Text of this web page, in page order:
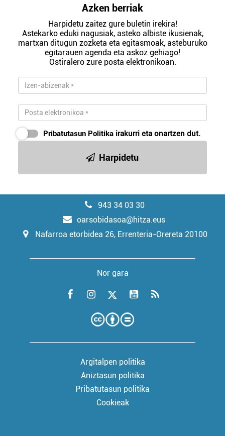
Azken berriak
Harpidetu zaitez gure buletin irekira!
Astekarko eduki nagusiak, asteko albiste ikusienak,
martxan ditugun zozketa eta egitasmoak, asteburuko
egitarauen agenda eta askoz gehiago!
Ostiralero zure posta elektronikoan.
Pribatutasun Politika irakurri eta onartzen dut.
Harpidetu
943 34 03 30
oarsobidasoa@hitza.eus
Nafarroa etorbidea 26, Errenteria-Orereta 20100
Nor gara
Argitalpen politika
Aniztasun politika
Pribatutasun politika
Cookieak